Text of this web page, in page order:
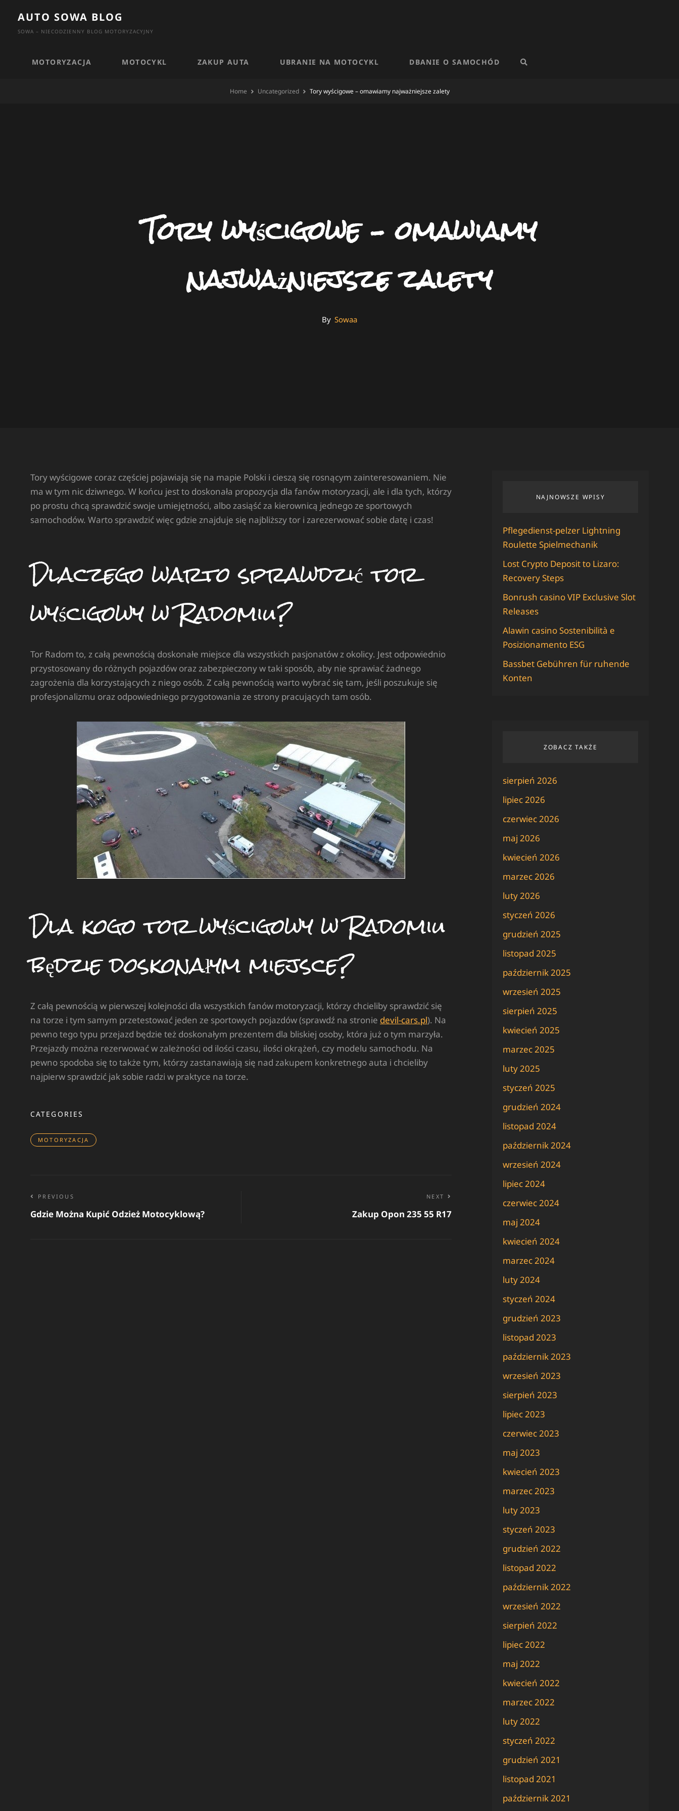
content
AUTO SOWA BLOG
SOWA – NIECODZIENNY BLOG MOTORYZACYJNY
MOTORYZACJA MOTOCYKL ZAKUP AUTA UBRANIE NA MOTOCYKL DBANIE O SAMOCHÓD
Home Uncategorized Tory wyścigowe – omawiamy najważniejsze zalety
Tory wyścigowe – omawiamy
najważniejsze zalety
By
By Sowaa
Tory wyścigowe coraz częściej pojawiają się na mapie Polski i cieszą się rosnącym zainteresowaniem. Nie
ma w tym nic dziwnego. W końcu jest to doskonała propozycja dla fanów motoryzacji, ale i dla tych, którzy
po prostu chcą sprawdzić swoje umiejętności, albo zasiąść za kierownicą jednego ze sportowych
samochodów. Warto sprawdzić więc gdzie znajduje się najbliższy tor i zarezerwować sobie datę i czas!
Dlaczego warto sprawdzić tor
wyścigowy w Radomiu?
Tor Radom to, z całą pewnością doskonałe miejsce dla wszystkich pasjonatów z okolicy. Jest odpowiednio
przystosowany do różnych pojazdów oraz zabezpieczony w taki sposób, aby nie sprawiać żadnego
zagrożenia dla korzystających z niego osób. Z całą pewnością warto wybrać się tam, jeśli poszukuje się
profesjonalizmu oraz odpowiedniego przygotowania ze strony pracujących tam osób.
Dla kogo tor wyścigowy w Radomiu
będzie doskonałym miejsce?
Z całą pewnością w pierwszej kolejności dla wszystkich fanów motoryzacji, którzy chcieliby sprawdzić się
na torze i tym samym przetestować jeden ze sportowych pojazdów (sprawdź na stronie devil-cars.pl). Na
pewno tego typu przejazd będzie też doskonałym prezentem dla bliskiej osoby, która już o tym marzyła.
Przejazdy można rezerwować w zależności od ilości czasu, ilości okrążeń, czy modelu samochodu. Na
pewno spodoba się to także tym, którzy zastanawiają się nad zakupem konkretnego auta i chcieliby
najpierw sprawdzić jak sobie radzi w praktyce na torze.
CATEGORIES
MOTORYZACJA
Nawigacja
wpisu
PREVIOUS
Gdzie Można Kupić Odzież Motocyklową?
NEXT
Zakup Opon 235 55 R17
NAJNOWSZE WPISY
Pflegedienst-pelzer Lightning
Roulette Spielmechanik
Lost Crypto Deposit to Lizaro:
Recovery Steps
Bonrush casino VIP Exclusive Slot
Releases
Alawin casino Sostenibilità e
Posizionamento ESG
Bassbet Gebühren für ruhende
Konten
ZOBACZ TAKŻE
sierpień 2026
lipiec 2026
czerwiec 2026
maj 2026
kwiecień 2026
marzec 2026
luty 2026
styczeń 2026
grudzień 2025
listopad 2025
październik 2025
wrzesień 2025
sierpień 2025
kwiecień 2025
marzec 2025
luty 2025
styczeń 2025
grudzień 2024
listopad 2024
październik 2024
wrzesień 2024
lipiec 2024
czerwiec 2024
maj 2024
kwiecień 2024
marzec 2024
luty 2024
styczeń 2024
grudzień 2023
listopad 2023
październik 2023
wrzesień 2023
sierpień 2023
lipiec 2023
czerwiec 2023
maj 2023
kwiecień 2023
marzec 2023
luty 2023
styczeń 2023
grudzień 2022
listopad 2022
październik 2022
wrzesień 2022
sierpień 2022
lipiec 2022
maj 2022
kwiecień 2022
marzec 2022
luty 2022
styczeń 2022
grudzień 2021
listopad 2021
październik 2021